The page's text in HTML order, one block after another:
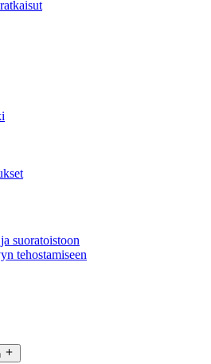
suoratoistoon
tehostamiseen